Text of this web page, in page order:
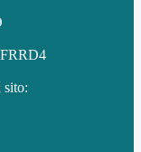
sito: